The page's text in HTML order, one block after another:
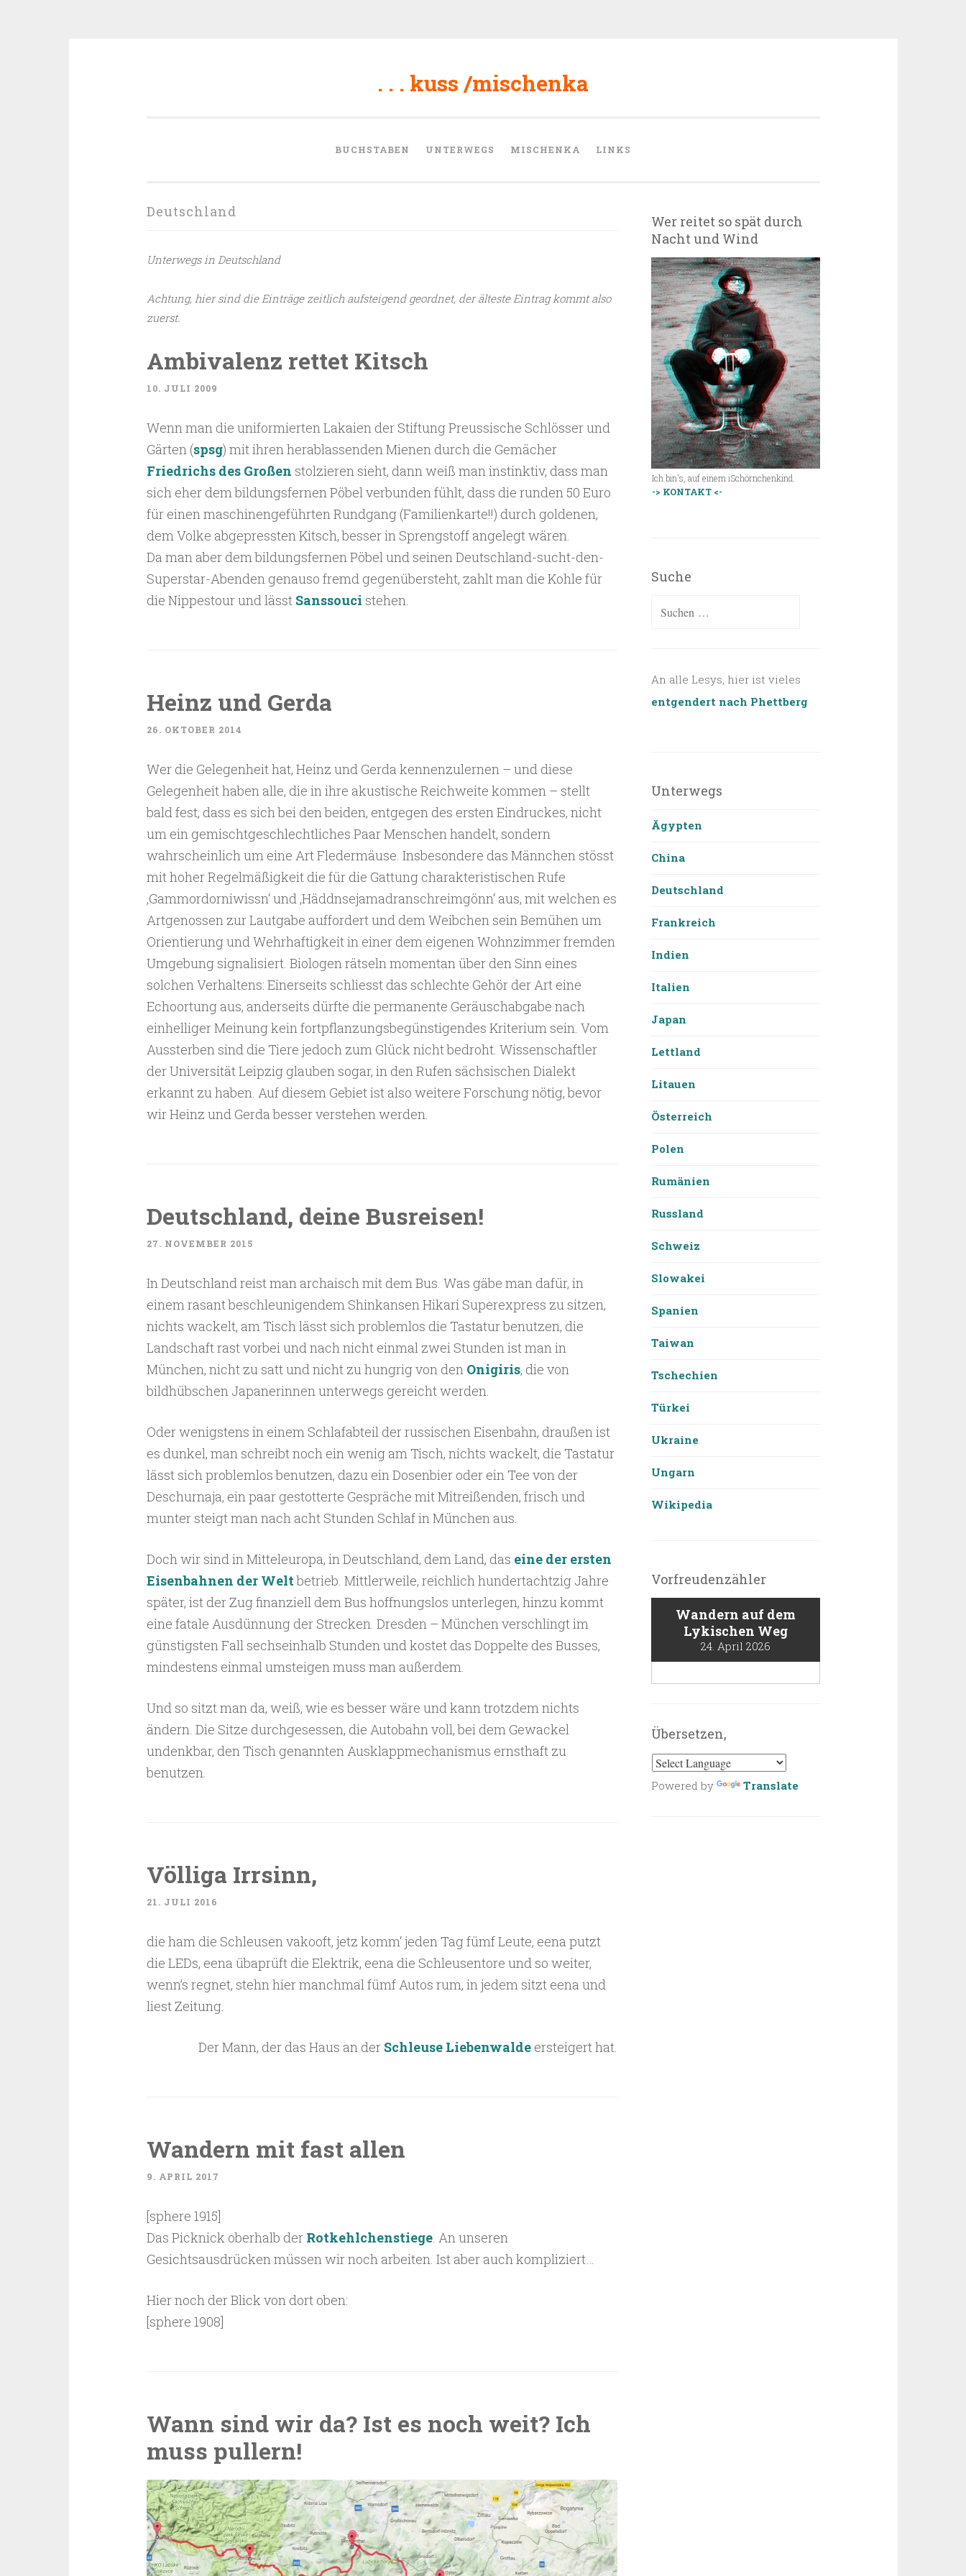
. . . kuss /mischenka
BUCHSTABEN UNTERWEGS MISCHENKA LINKS
Deutschland
Unterwegs in Deutschland
Achtung, hier sind die Einträge zeitlich aufsteigend geordnet, der älteste Eintrag kommt also
zuerst.
Ambivalenz rettet Kitsch
10. JULI 2009
Wenn man die uniformierten Lakaien der Stiftung Preussische Schlösser und
Gärten (spsg) mit ihren herablassenden Mienen durch die Gemächer
Friedrichs des Großen stolzieren sieht, dann weiß man instinktiv, dass man
sich eher dem bildungsfernen Pöbel verbunden fühlt, dass die runden 50 Euro
für einen maschinengeführten Rundgang (Familienkarte!!) durch goldenen,
dem Volke abgepressten Kitsch, besser in Sprengstoff angelegt wären.
Da man aber dem bildungsfernen Pöbel und seinen Deutschland-sucht-den-
Superstar-Abenden genauso fremd gegenübersteht, zahlt man die Kohle für
die Nippestour und lässt Sanssouci stehen.
Heinz und Gerda
26. OKTOBER 2014
Wer die Gelegenheit hat, Heinz und Gerda kennenzulernen – und diese
Gelegenheit haben alle, die in ihre akustische Reichweite kommen – stellt
bald fest, dass es sich bei den beiden, entgegen des ersten Eindruckes, nicht
um ein gemischtgeschlechtliches Paar Menschen handelt, sondern
wahrscheinlich um eine Art Fledermäuse. Insbesondere das Männchen stösst
mit hoher Regelmäßigkeit die für die Gattung charakteristischen Rufe
‚Gammordorniwissn‘ und ‚Häddnsejamadranschreimgönn‘ aus, mit welchen es
Artgenossen zur Lautgabe auffordert und dem Weibchen sein Bemühen um
Orientierung und Wehrhaftigkeit in einer dem eigenen Wohnzimmer fremden
Umgebung signalisiert. Biologen rätseln momentan über den Sinn eines
solchen Verhaltens: Einerseits schliesst das schlechte Gehör der Art eine
Echoortung aus, anderseits dürfte die permanente Geräuschabgabe nach
einhelliger Meinung kein fortpflanzungsbegünstigendes Kriterium sein. Vom
Aussterben sind die Tiere jedoch zum Glück nicht bedroht. Wissenschaftler
der Universität Leipzig glauben sogar, in den Rufen sächsischen Dialekt
erkannt zu haben. Auf diesem Gebiet ist also weitere Forschung nötig, bevor
wir Heinz und Gerda besser verstehen werden.
Deutschland, deine Busreisen!
27. NOVEMBER 2015
In Deutschland reist man archaisch mit dem Bus. Was gäbe man dafür, in
einem rasant beschleunigendem Shinkansen Hikari Superexpress zu sitzen,
nichts wackelt, am Tisch lässt sich problemlos die Tastatur benutzen, die
Landschaft rast vorbei und nach nicht einmal zwei Stunden ist man in
München, nicht zu satt und nicht zu hungrig von den Onigiris, die von
bildhübschen Japanerinnen unterwegs gereicht werden.
Oder wenigstens in einem Schlafabteil der russischen Eisenbahn, draußen ist
es dunkel, man schreibt noch ein wenig am Tisch, nichts wackelt, die Tastatur
lässt sich problemlos benutzen, dazu ein Dosenbier oder ein Tee von der
Deschurnaja, ein paar gestotterte Gespräche mit Mitreißenden, frisch und
munter steigt man nach acht Stunden Schlaf in München aus.
Doch wir sind in Mitteleuropa, in Deutschland, dem Land, das eine der ersten
Eisenbahnen der Weltbetrieb. Mittlerweile, reichlich hundertachtzig Jahre
später, ist der Zug finanziell dem Bus hoffnungslos unterlegen, hinzu kommt
eine fatale Ausdünnung der Strecken. Dresden – München verschlingt im
günstigsten Fall sechseinhalb Stunden und kostet das Doppelte des Busses,
mindestens einmal umsteigen muss man außerdem.
Und so sitzt man da, weiß, wie es besser wäre und kann trotzdem nichts
ändern. Die Sitze durchgesessen, die Autobahn voll, bei dem Gewackel
undenkbar, den Tisch genannten Ausklappmechanismus ernsthaft zu
benutzen.
Völliga Irrsinn,
21. JULI 2016
die ham die Schleusen vakooft, jetz komm‘ jeden Tag fümf Leute, eena putzt
die LEDs, eena übaprüft die Elektrik, eena die Schleusentore und so weiter,
wenn’s regnet, stehn hier manchmal fümf Autos rum, in jedem sitzt eena und
liest Zeitung.
Der Mann, der das Haus an der Schleuse Liebenwalde ersteigert hat.
Wandern mit fast allen
9. APRIL 2017
[sphere 1915]
Das Picknick oberhalb der Rotkehlchenstiege. An unseren
Gesichtsausdrücken müssen wir noch arbeiten. Ist aber auch kompliziert…
Hier noch der Blick von dort oben:
[sphere 1908]
Wann sind wir da? Ist es noch weit? Ich
muss pullern!
Wer reitet so spät durch
Nacht und Wind
Ich bin's, auf einem iSchörnchenkind.
-> KONTAKT <-
Suche
Suchen
An alle Lesys, hier ist vieles
entgendert nach Phettberg
Unterwegs
Ägypten
China
Deutschland
Frankreich
Indien
Italien
Japan
Lettland
Litauen
Österreich
Polen
Rumänien
Russland
Schweiz
Slowakei
Spanien
Taiwan
Tschechien
Türkei
Ukraine
Ungarn
Wikipedia
Vorfreudenzähler
Wandern auf dem
Lykischen Weg
24. April 2026
Übersetzen,
Powered by Translate